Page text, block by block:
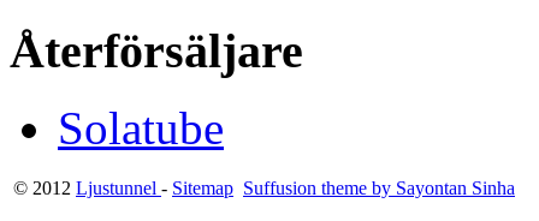
Återförsäljare
Solatube
© 2012 Ljustunnel - Sitemap Suffusion theme by Sayontan Sinha